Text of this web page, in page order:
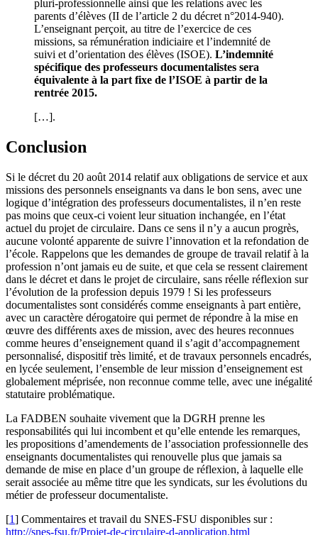
pluri-professionnelle ainsi que les relations avec les
parents d’élèves (II de l’article 2 du décret n°2014-940).
L’enseignant perçoit, au titre de l’exercice de ces
missions, sa rémunération indiciaire et l’indemnité de
suivi et d’orientation des élèves (ISOE). L’indemnité
spécifique des professeurs documentalistes sera
équivalente à la part fixe de l’ISOE à partir de la
rentrée 2015.
[…].
Conclusion
Si le décret du 20 août 2014 relatif aux obligations de service et aux
missions des personnels enseignants va dans le bon sens, avec une
logique d’intégration des professeurs documentalistes, il n’en reste
pas moins que ceux-ci voient leur situation inchangée, en l’état
actuel du projet de circulaire. Dans ce sens il n’y a aucun progrès,
aucune volonté apparente de suivre l’innovation et la refondation de
l’école. Rappelons que les demandes de groupe de travail relatif à la
profession n’ont jamais eu de suite, et que cela se ressent clairement
dans le décret et dans le projet de circulaire, sans réelle réflexion sur
l’évolution de la profession depuis 1979 ! Si les professeurs
documentalistes sont considérés comme enseignants à part entière,
avec un caractère dérogatoire qui permet de répondre à la mise en
œuvre des différents axes de mission, avec des heures reconnues
comme heures d’enseignement quand il s’agit d’accompagnement
personnalisé, dispositif très limité, et de travaux personnels encadrés,
en lycée seulement, l’ensemble de leur mission d’enseignement est
globalement méprisée, non reconnue comme telle, avec une inégalité
statutaire problématique.
La FADBEN souhaite vivement que la DGRH prenne les
responsabilités qui lui incombent et qu’elle entende les remarques,
les propositions d’amendements de l’association professionnelle des
enseignants documentalistes qui renouvelle plus que jamais sa
demande de mise en place d’un groupe de réflexion, à laquelle elle
serait associée au même titre que les syndicats, sur les évolutions du
métier de professeur documentaliste.
[1] Commentaires et travail du SNES-FSU disponibles sur :
http://snes-fsu.fr/Projet-de-circulaire-d-application.html